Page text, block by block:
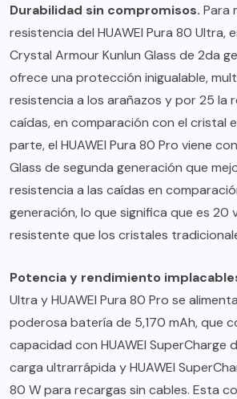
Durabilidad sin compromisos. Para
resistencia del HUAWEI Pura 80 Ultra,
Crystal Armour Kunlun Glass de 2da
ofrece una protección inigualable,
resistencia a los arañazos y por 25 la
caídas, en comparación con el cristal
parte, el HUAWEI Pura 80 Pro viene
Glass de segunda generación que
resistencia a las caídas en
generación, lo que significa que es 20
resistente que los cristales
Potencia y rendimiento
Ultra y HUAWEI Pura 80 Pro se
poderosa batería de 5,170 mAh, que
capacidad con HUAWEI SuperCharge
carga ultrarrápida y HUAWEI
80 W para recargas sin cables. Esta